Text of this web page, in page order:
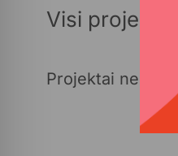
Visi projektai
Projektai nerasta